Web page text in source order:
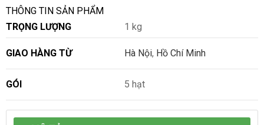
THÔNG TIN SẢN PHẨM
TRỌNG LƯỢNG
1 kg
GIAO HÀNG TỪ Hà Nội, Hồ Chí Minh
GÓI 5 hạt